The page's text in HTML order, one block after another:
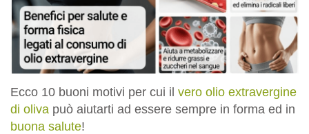
Ecco 10 buoni motivi per cui il vero olio extravergine
di oliva può aiutarti ad essere sempre in forma ed in
buona salute!